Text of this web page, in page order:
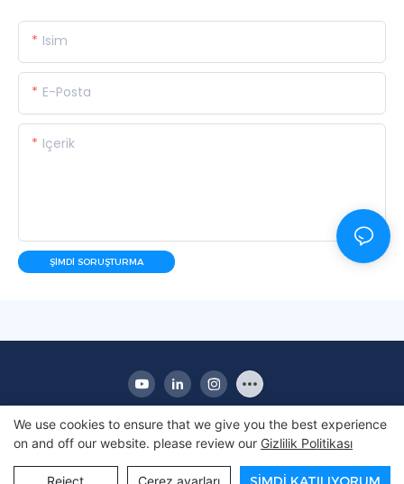
Isim
E-Posta
Içerik
ŞIMDI SORUŞTURMA
Telif Hakkı © 2010-2025 Apex | Ticari Ekran Buzdolabı
Üreticisi
We use cookies to ensure that we give you the best experience
on and off our website. please review our Gizlilik Politikası
Reject Çerez ayarları